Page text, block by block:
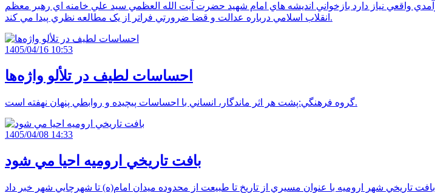
واقعي نياز دارد بازخواني انديشه هاي امام شهيد حضرت آيت الله العظمي سيد علي خامنه اي رهبر معظم
انقلاب اسلامي درباره عدالت و قضا ضرورتي فراتر از يک مطالعه نظري پيدا مي کند.
1405/04/16 10:53
احساسات لطيف در تلألو واژه‌ها
گروه فرهنگي:پشت هر اثر ماندگار، انساني با احساسات پيچيده و روابطي پنهان نهفته است.
1405/04/08 14:33
بافت تاريخي اروميه احيا مي شود